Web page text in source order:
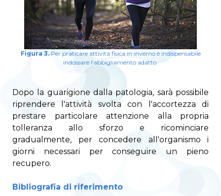
Figura 3.Per praticare attività fisica in inverno è indispensabile
indossare l'abbigliamento adatto.
Dopo la guarigione dalla patologia, sarà possibile
riprendere l'attività svolta con l'accortezza di
prestare particolare attenzione alla propria
tolleranza allo sforzo e ricominciare
gradualmente, per concedere all'organismo i
giorni necessari per conseguire un pieno
recupero.
Bibliografia di riferimento